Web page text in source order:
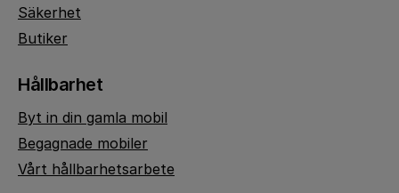
Säkerhet
Butiker
Hållbarhet
Byt in din gamla mobil
Begagnade mobiler
Vårt hållbarhetsarbete